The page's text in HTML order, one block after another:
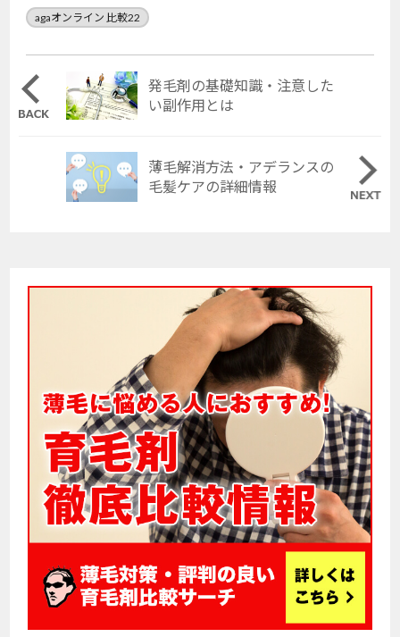
agaオンライン 比較22
発毛剤の基礎知識・注意した
い副作用とは
薄毛解消方法・アデランスの
毛髪ケアの詳細情報